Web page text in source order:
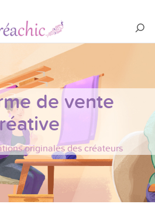
de vente
originales des créateurs